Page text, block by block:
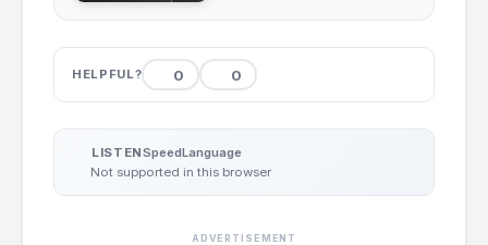
HELPFUL? 0 0
LISTENSpeedLanguage
Not supported in this browser
ADVERTISEMENT